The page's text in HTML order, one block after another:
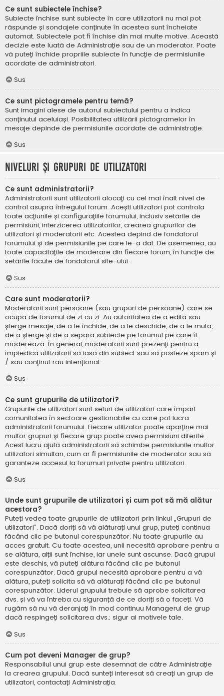
Ce sunt subiectele închise?
Subiecte închise sunt subiecte în care utilizatorii nu mai pot
răspunde și sondajele conținute în acestea sunt încheiate
automat. Subiectele pot fi închise din mai multe motive. Această
decizie este luată de Administrație sau de un moderator. Poate
vă puteți închide propriile subiecte în funcție de permisiunile
acordate de administratori.
Sus
Ce sunt pictogramele pentru temă?
Sunt imagini alese de autorul subiectului pentru a indica
conținutul aceluiași. Posibilitatea utilizării pictogramelor în
mesaje depinde de permisiunile acordate de administrație.
Sus
Niveluri și grupuri de utilizatori
Ce sunt administratorii?
Administratorii sunt utilizatorii alocați cu cel mai înalt nivel de
control asupra întregului forum. Acești utilizatori pot controla
toate acțiunile și configurațiile forumului, inclusiv setările de
permisiuni, interzicerea utilizatorilor, crearea grupurilor de
utilizatori și moderatorii etc. Acestea depind de fondatorul
forumului și de permisiunile pe care le-a dat. De asemenea, au
toate capacitățile de moderare din fiecare forum, în funcție de
setările făcute de fondatorul site-ului.
Sus
Care sunt moderatorii?
Moderatorii sunt persoane (sau grupuri de persoane) care se
ocupă de forumul de zi cu zi. Au autoritatea de a edita sau
șterge mesaje, de a le închide, de a le deschide, de a le muta,
de a șterge și de a separa subiecte pe forumul pe care îl
moderează. În general, moderatorii sunt prezenți pentru a
împiedica utilizatorii să iasă din subiect sau să posteze spam și
/ sau conținut rău intenționat.
Sus
Ce sunt grupurile de utilizatori?
Grupurile de utilizatori sunt seturi de utilizatori care împart
comunitatea în sectoare gestionabile cu care pot lucra
administratorii forumului. Fiecare utilizator poate aparține mai
multor grupuri și fiecare grup poate avea permisiuni diferite.
Acest lucru ajută administratorii să schimbe permisiunile multor
utilizatori simultan, cum ar fi permisiunile de moderator sau să
garanteze accesul la forumuri private pentru utilizatori.
Sus
Unde sunt grupurile de utilizatori și cum pot să mă alătur
acestora?
Puteți vedea toate grupurile de utilizatori prin linkul „Grupuri de
utilizatori”. Dacă doriți să vă alăturați unui grup, puteți continua
făcând clic pe butonul corespunzător. Nu toate grupurile au
acces gratuit. Cu toate acestea, unii necesită aprobare pentru a
se alătura, alții sunt închise, iar unele sunt ascunse. Dacă grupul
este deschis, vă puteți alătura făcând clic pe butonul
corespunzător. Dacă grupul necesită aprobare pentru a vă
alătura, puteți solicita să vă alăturați făcând clic pe butonul
corespunzător. Liderul grupului trebuie să aprobe solicitarea
dvs. și vă va întreba cu siguranță de ce doriți să o faceți. Vă
rugăm să nu vă deranjați în mod continuu Managerul de grup
dacă respingeți solicitarea dvs.; sigur ai motivele tale.
Sus
Cum pot deveni Manager de grup?
Responsabilul unui grup este desemnat de către Administrație
la crearea grupului. Dacă sunteți interesat să creați un grup de
utilizatori, contactați Administrația.